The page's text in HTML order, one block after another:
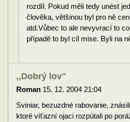
rozdíl. Pokud měli tedy unést
člověka, většinou byl pro ně
atd.Vůbec to ale nevyvrací to
případě to byl cíl mise. Byli na
,,Dobrý lov"
Roman 15. 12. 2004 21:04
Sviniar, bezuzdné rabovanie,
ktoré víťazní ojaci rozpútali po